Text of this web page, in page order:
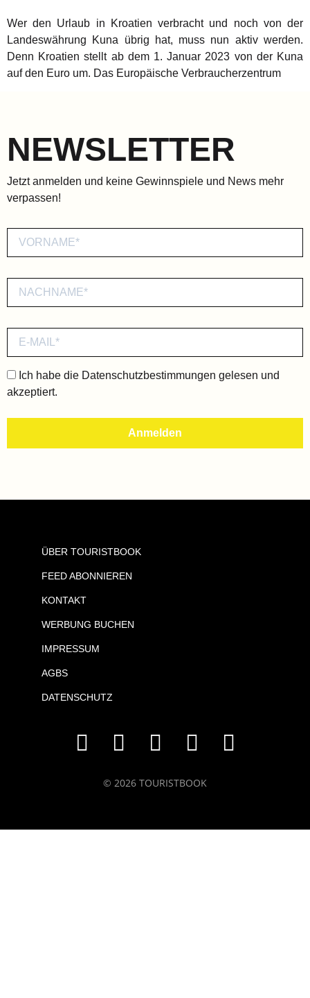
Wer den Urlaub in Kroatien verbracht und noch von der
Landeswährung Kuna übrig hat, muss nun aktiv werden.
Denn Kroatien stellt ab dem 1. Januar 2023 von der Kuna
auf den Euro um. Das Europäische Verbraucherzentrum
NEWSLETTER
Jetzt anmelden und keine Gewinnspiele und News mehr
verpassen!
Ich habe die Datenschutzbestimmungen gelesen und
akzeptiert.
ÜBER TOURISTBOOK
FEED ABONNIEREN
KONTAKT
WERBUNG BUCHEN
IMPRESSUM
AGBS
DATENSCHUTZ
© 2026 TOURISTBOOK